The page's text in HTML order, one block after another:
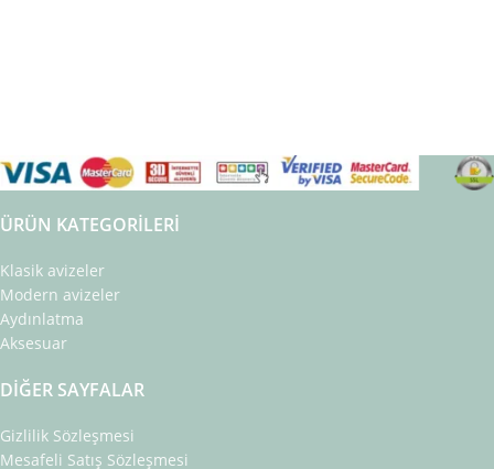
ÜRÜN KATEGORILERI
Klasik avizeler
Modern avizeler
Aydınlatma
Aksesuar
DIĞER SAYFALAR
Gizlilik Sözleşmesi
Mesafeli Satış Sözleşmesi